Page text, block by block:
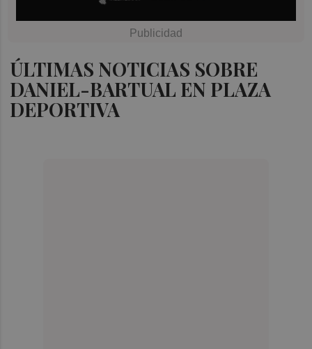
ÚLTIMAS NOTICIAS SOBRE
DANIEL-BARTUAL EN PLAZA
DEPORTIVA